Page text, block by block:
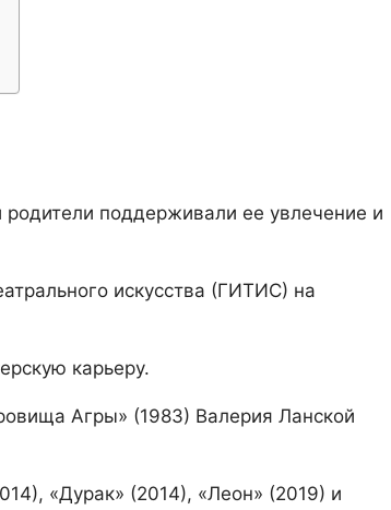
родители поддерживали ее увлечение и
искусства (ГИТИС) на
карьеру.
Агры» (1983) Валерия Ланской
«Дурак» (2014), «Леон» (2019) и